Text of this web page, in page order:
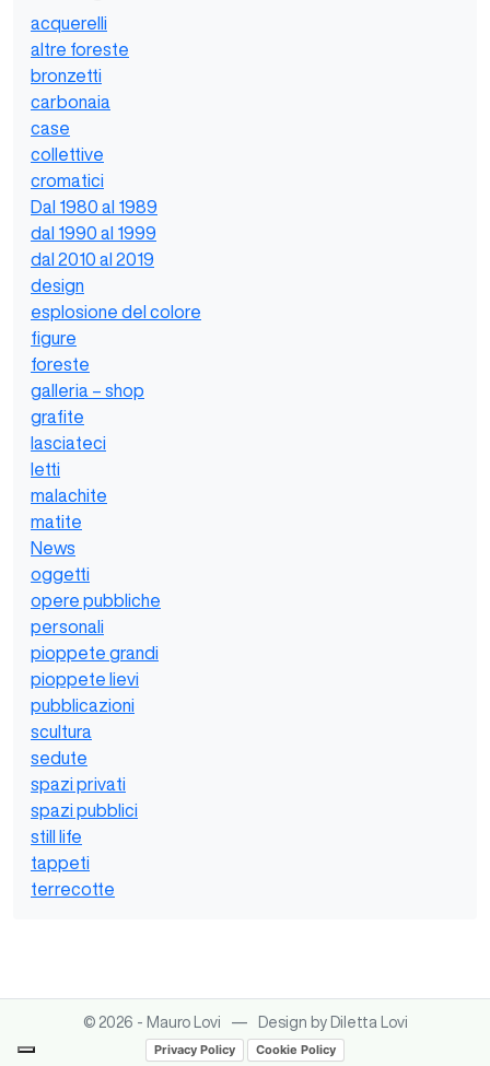
acquerelli
altre foreste
bronzetti
carbonaia
case
collettive
cromatici
Dal 1980 al 1989
dal 1990 al 1999
dal 2010 al 2019
design
esplosione del colore
figure
foreste
galleria – shop
grafite
lasciateci
letti
malachite
matite
News
oggetti
opere pubbliche
personali
pioppete grandi
pioppete lievi
pubblicazioni
scultura
sedute
spazi privati
spazi pubblici
still life
tappeti
terrecotte
© 2026 - Mauro Lovi —
Design by Diletta Lovi
Privacy Policy
Cookie Policy